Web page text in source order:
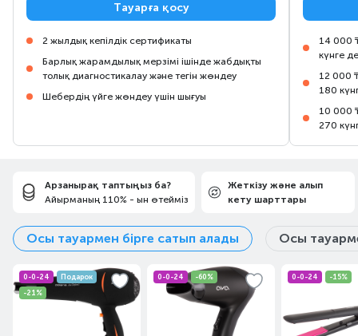
Тауарға қосу
2 жылдық кепілдік сертификаты
Барлық жарамдылық мерзімі ішінде жабдықты
толық диагностикалау және тегін жөндеу
Шебердің үйге жөндеу үшін шығуы
14 000
күнге
12 000
180
10 000
270
Арзанырақ таптыңыз ба?
Айырманың 110% - ын өтейміз
Жеткізу және алып
кету шарттары
Осы тауармен бірге сатып алады Осы
0-0-24
Подарок
-21%
0-0-24 -60% 0-0-24 -15%